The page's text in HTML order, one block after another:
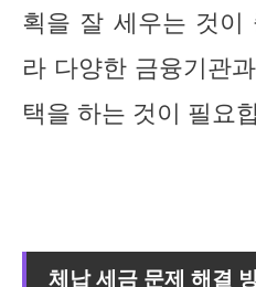
획을 잘 세우는 것이
라 다양한 금융기관
택을 하는 것이 필요
체납 세금 문제 해결